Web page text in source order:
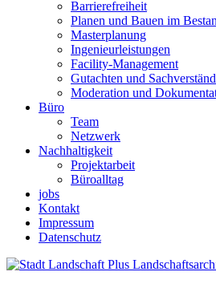
Barrierefreiheit
Planen und Bauen im
Masterplanung
Ingenieurleistungen
Facility-Management
Gutachten und
Moderation und
Büro
Team
Netzwerk
Nachhaltigkeit
Projektarbeit
Büroalltag
jobs
Kontakt
Impressum
Datenschutz